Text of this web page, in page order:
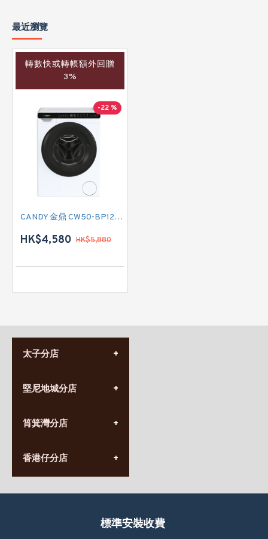
最近瀏覽
轉數快或轉帳額外回贈
3%
-22 %
CANDY 金鼎 CW50-BP12307-S 前置式洗衣機(5公斤,1200 轉/分鐘)
HK$4,580 HK$5,880
太子分店
營業時間:
九龍太子太子道西141號
堅尼地城分店
營業時間:
香港堅尼地城卑路乍街
(堅尼地城地鐵站B出口)
筲箕灣分店
營業時間:
(10:00am-20:30pm)
香港仔分店
營業時間:
香港香港仔成都道20-28號標準安裝收費